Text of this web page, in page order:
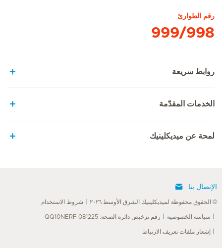
رقم الطوارئ
999/998
روابط سريعة
الخدمات المقدّمة
لمحة عن ميديكلينيك
الإتصال بنا
© الحقوق محفوظة لميديكلينيك الشرق الأوسط ٢٠٢٦ شروط الاستخدام
سياسة الخصوصية رقم ترخيص دائرة الصحة: QQ10NERF-081225
إشعار ملفات تعريف الارتباط